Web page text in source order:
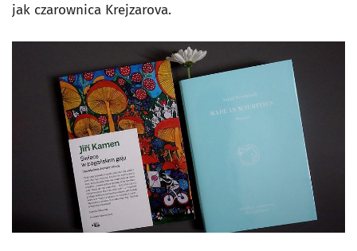
jak czarownica Krejzarova.